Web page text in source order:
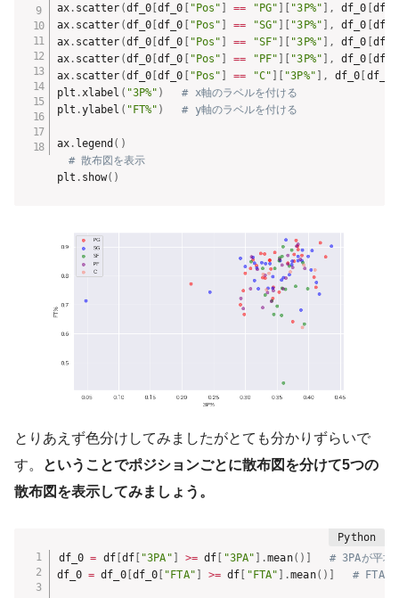
ax. scatter (df_0 [df_0 "Pos" == "PG" "3P%" , df_0 df_0
ax. scatter (df_0 [df_0 "Pos" == "SG" "3P%" , df_0 df_0
ax. scatter (df_0 [df_0 "Pos" == "SF" "3P%" , df_0 df_0
ax. scatter (df_0 [df_0 "Pos" == "PF" "3P%" , df_0 df_0
ax. scatter (df_0 [df_0 "Pos" == "C" "3P%" , df_0 df_0
plt .xlabel ( "3P%" )
# x軸のラベルを付ける
plt .ylabel ( "FT%" ) # y軸のラベルを付ける
ax. legend ( )
# 散布図を表示
plt . show( )
とりあえず色分けしてみましたがとても分かりずらいで
す。
ということでポジションごとに散布図を分けて5つの
散布図を表示してみましょう。
df_0 = df[df [ "3PA" ] >= df [ "3PA" ] .mean( ) ]
# 3PAが平均
df_0 = df_0[df_0 [ "FTA" ] >= df [ "FTA" ] .mean( ) ] # FTAが